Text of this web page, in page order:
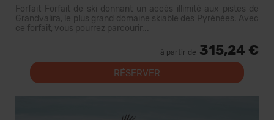
Forfait Forfait de ski donnant un accès illimité aux pistes de
Grandvalira, le plus grand domaine skiable des Pyrénées. Avec
ce forfait, vous pourrez parcourir...
à partir de 315,24 €
RÉSERVER